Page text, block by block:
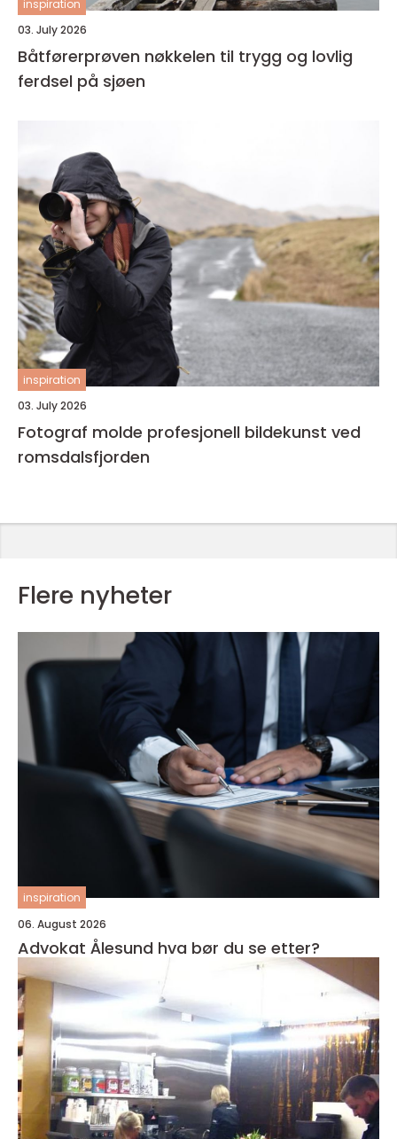
inspiration
03. July 2026
Båtførerprøven nøkkelen til trygg og lovlig
ferdsel på sjøen
inspiration
03. July 2026
Fotograf molde profesjonell bildekunst ved
romsdalsfjorden
Flere nyheter
inspiration
06. August 2026
Advokat Ålesund hva bør du se etter?